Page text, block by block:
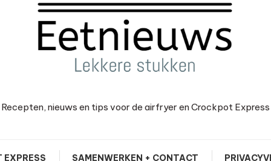
Recepten, nieuws en tips voor de airfryer en Crockpot Express
EXPRESS SAMENWERKEN + CONTACT